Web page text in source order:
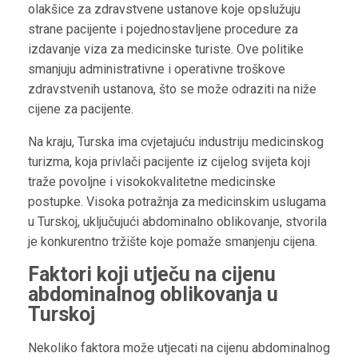
olakšice za zdravstvene ustanove koje opslužuju
strane pacijente i pojednostavljene procedure za
izdavanje viza za medicinske turiste. Ove politike
smanjuju administrativne i operativne troškove
zdravstvenih ustanova, što se može odraziti na niže
cijene za pacijente.
Na kraju, Turska ima cvjetajuću industriju medicinskog
turizma, koja privlači pacijente iz cijelog svijeta koji
traže povoljne i visokokvalitetne medicinske
postupke. Visoka potražnja za medicinskim uslugama
u Turskoj, uključujući abdominalno oblikovanje, stvorila
je konkurentno tržište koje pomaže smanjenju cijena.
Faktori koji utječu na cijenu
abdominalnog oblikovanja u
Turskoj
Nekoliko faktora može utjecati na cijenu abdominalnog